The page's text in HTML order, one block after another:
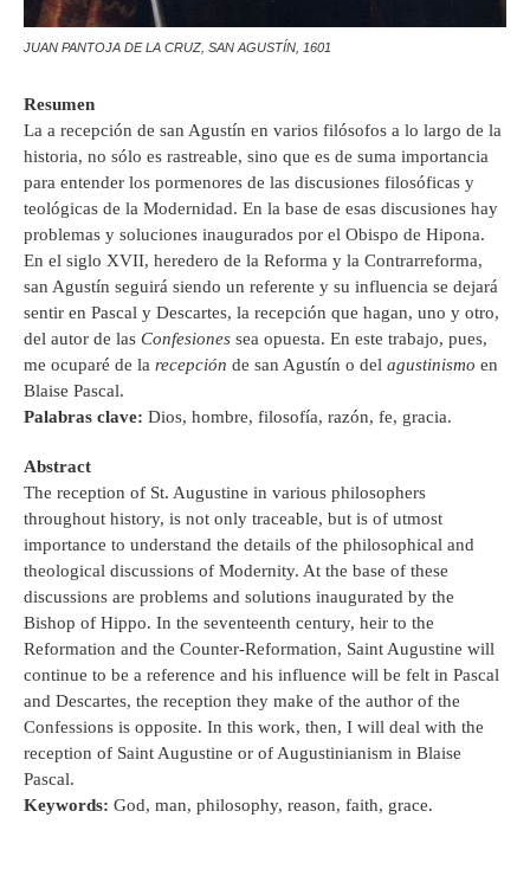
JUAN PANTOJA DE LA CRUZ, SAN AGUSTÍN, 1601
Resumen
La a recepción de san Agustín en varios filósofos a lo largo de la
historia, no sólo es rastreable, sino que es de suma importancia
para entender los pormenores de las discusiones filosóficas y
teológicas de la Modernidad. En la base de esas discusiones hay
problemas y soluciones inaugurados por el Obispo de Hipona.
En el siglo XVII, heredero de la Reforma y la Contrarreforma,
san Agustín seguirá siendo un referente y su influencia se dejará
sentir en Pascal y Descartes, la recepción que hagan, uno y otro,
del autor de las Confesiones sea opuesta. En este trabajo, pues,
me ocuparé de la recepción de san Agustín o del agustinismo en
Blaise Pascal.
Palabras clave: Dios, hombre, filosofía, razón, fe, gracia.
Abstract
The reception of St. Augustine in various philosophers
throughout history, is not only traceable, but is of utmost
importance to understand the details of the philosophical and
theological discussions of Modernity. At the base of these
discussions are problems and solutions inaugurated by the
Bishop of Hippo. In the seventeenth century, heir to the
Reformation and the Counter-Reformation, Saint Augustine will
continue to be a reference and his influence will be felt in Pascal
and Descartes, the reception they make of the author of the
Confessions is opposite. In this work, then, I will deal with the
reception of Saint Augustine or of Augustinianism in Blaise
Pascal.
Keywords: God, man, philosophy, reason, faith, grace.